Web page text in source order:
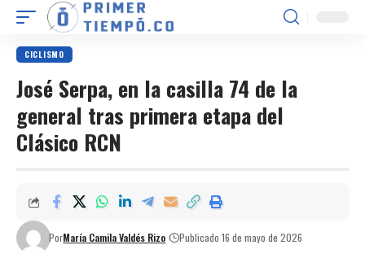
CICLISMO
José Serpa, en la casilla 74 de la
general tras primera etapa del
Clásico RCN
PorMaría Camila Valdés Rizo Publicado 16 de mayo de 2026